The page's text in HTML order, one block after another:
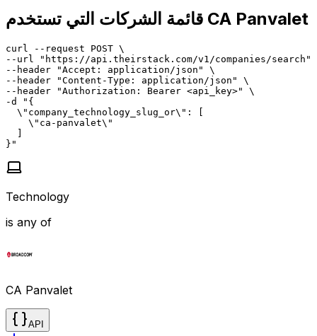
قائمة الشركات التي تستخدم CA Panvalet
curl --request POST \
--url "https://api.theirstack.com/v1/companies/search"
--header "Accept: application/json" \
--header "Content-Type: application/json" \
--header "Authorization: Bearer <api_key>" \
-d "{
  \"company_technology_slug_or\": [
    \"ca-panvalet\"
  ]
}"
Technology
is any of
CA Panvalet
API